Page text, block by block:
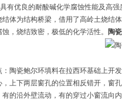
有优良的耐酸碱化学腐蚀性能及高
体为结构桥梁，借用了高岭土烧结
，烧结致密，极低的化学活性。
陶
陶瓷鲍尔环填料在拉西环基础上开
上下两层窗孔的位置相反错开，窗
的沿外壁流动，有的穿过小窗流向